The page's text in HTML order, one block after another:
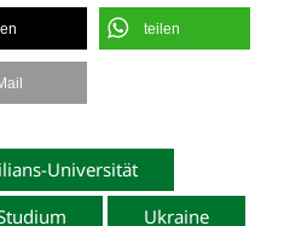
teilen
Universität
Ukraine